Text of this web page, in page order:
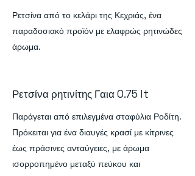
Ρετσίνα από το κελάρι της Κεχριάς, ένα
παραδοσιακό προϊόν με ελαφρώς ρητινώδες
άρωμα.
Ρετσίνα ρητινίτης Γαια 0.75 lt
Παράγεται από επιλεγμένα σταφύλια Ροδίτη.
Πρόκειται για ένα διαυγές κρασί με κίτρινες
έως πράσινες ανταύγειες, με άρωμα
ισορροπημένο μεταξύ πεύκου και